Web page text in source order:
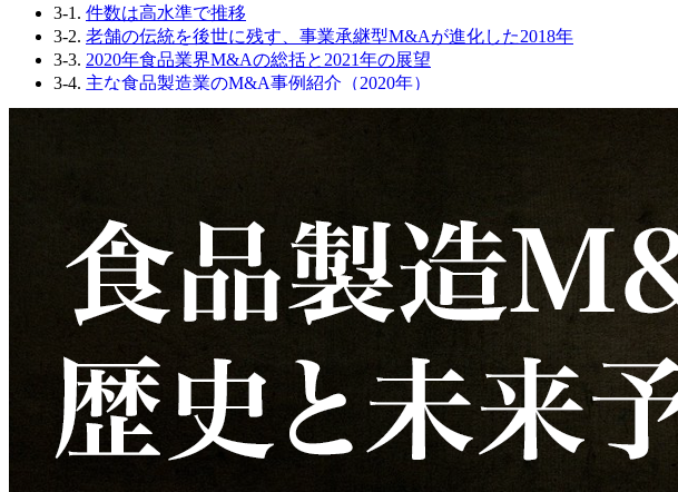
3-1. 件数は高水準で推移
3-2. 老舗の伝統を後世に残す、事業承継型M&Aが進化した2018年
3-3. 2020年食品業界M&Aの総括と2021年の展望
3-4. 主な食品製造業のM&A事例紹介（2020年）
3-5.主な飲食業のM&A事例紹介（2020年）